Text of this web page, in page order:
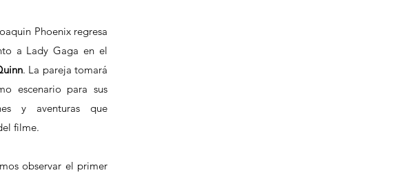
Phoenix regresa
a Lady Gaga en el
. La pareja tomará
escenario para sus
y aventuras que
filme.
observar el primer